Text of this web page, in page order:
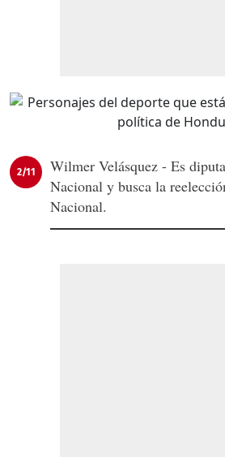
2/11
Wilmer Velásquez - Es
Nacional y busca la
Nacional.